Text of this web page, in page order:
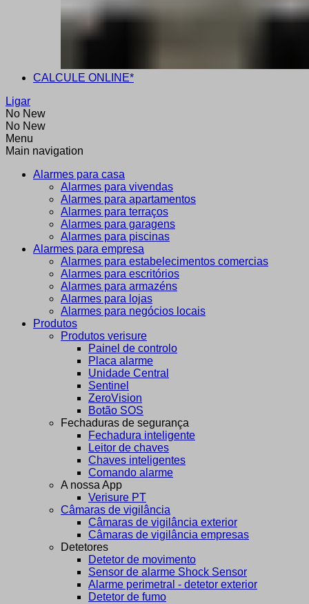
CALCULE ONLINE*
Ligar
No New
No New
Menu
Main navigation
Alarmes para casa
Alarmes para vivendas
Alarmes para apartamentos
Alarmes para terraços
Alarmes para garagens
Alarmes para piscinas
Alarmes para empresa
Alarmes para estabelecimentos comercias
Alarmes para escritórios
Alarmes para armazéns
Alarmes para lojas
Alarmes para negócios locais
Produtos
Produtos verisure
Painel de controlo
Placa alarme
Unidade Central
Sentinel
ZeroVision
Botão SOS
Fechaduras de segurança
Fechadura inteligente
Leitor de chaves
Chaves inteligentes
Comando alarme
A nossa App
Verisure PT
Câmaras de vigilância
Câmaras de vigilância exterior
Câmaras de vigilância empresas
Detetores
Detetor de movimento
Sensor de alarme Shock Sensor
Alarme perimetral - detetor exterior
Detetor de fumo